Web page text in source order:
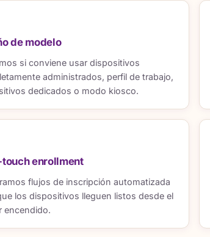
de modelo
si conviene usar dispositivos
administrados, perfil de trabajo,
dedicados o modo kiosco.
enrollment
flujos de inscripción automatizada
los dispositivos lleguen listos desde el
encendido.